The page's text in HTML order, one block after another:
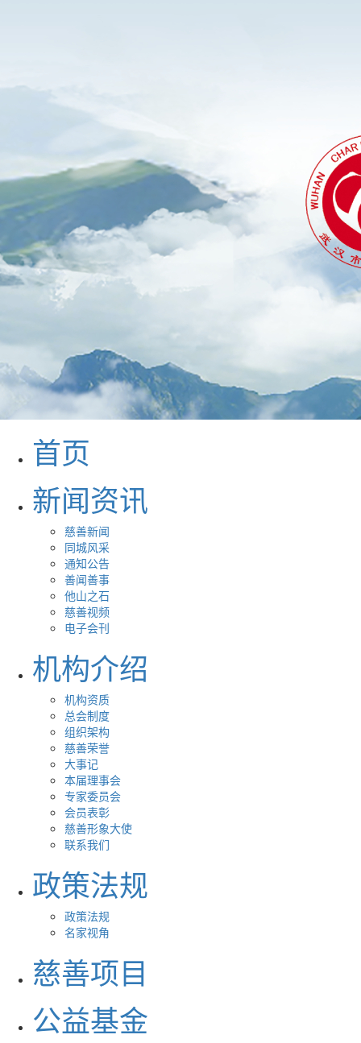
首页
新闻资讯
慈善新闻
同城风采
通知公告
善闻善事
他山之石
慈善视频
电子会刊
机构介绍
机构资质
总会制度
组织架构
慈善荣誉
大事记
本届理事会
专家委员会
会员表彰
慈善形象大使
联系我们
政策法规
政策法规
名家视角
慈善项目
公益基金